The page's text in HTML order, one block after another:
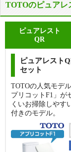
TOTOのピュアレ
ピュアレスト
QR
ピュアレスト
セット
TOTOの人気モデ
プリコットF1」が
くいお掃除しやす
付きのモデル。